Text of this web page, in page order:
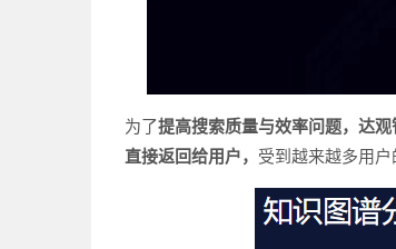
为了提高搜索质量与效率问题，达
直接返回给用户， 受到越来越多用